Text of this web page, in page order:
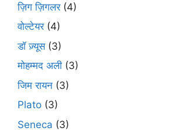
ज़िग ज़िगलर(4)
वोल्टेयर(4)
डॉ ज़्यूस(3)
मोहम्मद अली (3)
जिम रायन (3)
Plato (3)
Seneca (3)